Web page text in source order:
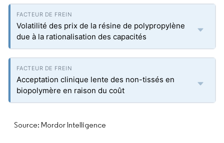
Volatilité des prix de la résine de polypropylène
due à la rationalisation des capacités
Acceptation clinique lente des non-tissés en
biopolymère en raison du coût
Source: Mordor Intelligence